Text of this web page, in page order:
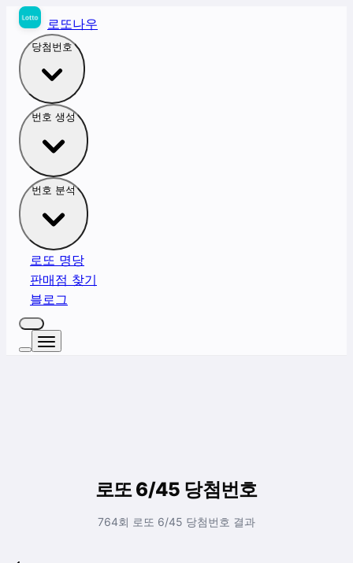
로또나우
당첨번호
번호 생성
번호 분석
로또 명당
판매점 찾기
블로그
로또 6/45 당첨번호
764회 로또 6/45 당첨번호 결과